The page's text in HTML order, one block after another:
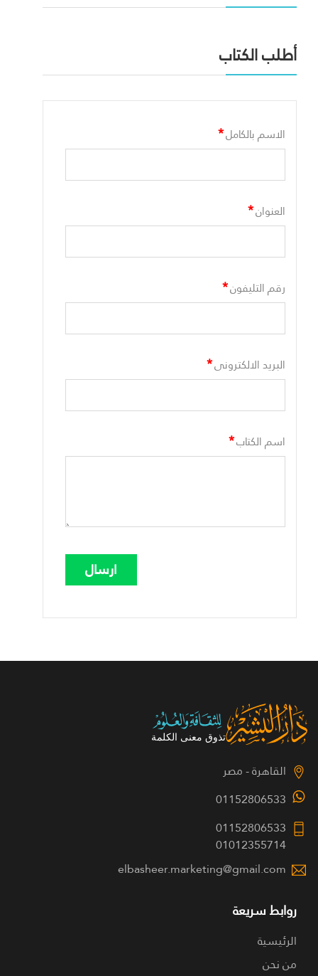
أطلب الكتاب
الاسم بالكامل*
العنوان*
رقم التليفون*
البريد الالكترونى*
اسم الكتاب*
القاهرة - مصر
01152806533
01152806533
01012355714
elbasheer.marketing@gmail.com
روابط سريعة
الرئيسية
من نحن